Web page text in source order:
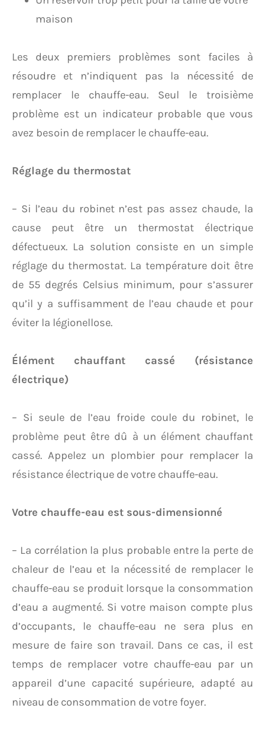
maison
Les deux premiers problèmes sont faciles à
résoudre et n’indiquent pas la nécessité de
remplacer le chauffe-eau. Seul le troisième
problème est un indicateur probable que vous
avez besoin de remplacer le chauffe-eau.
Réglage du thermostat
– Si l’eau du robinet n’est pas assez chaude, la
cause peut être un thermostat électrique
défectueux. La solution consiste en un simple
réglage du thermostat. La température doit être
de 55 degrés Celsius minimum, pour s’assurer
qu’il y a suffisamment de l’eau chaude et pour
éviter la légionellose.
Élément chauffant cassé (résistance
électrique)
– Si seule de l’eau froide coule du robinet, le
problème peut être dû à un élément chauffant
cassé. Appelez un plombier pour remplacer la
résistance électrique de votre chauffe-eau.
Votre chauffe-eau est sous-dimensionné
– La corrélation la plus probable entre la perte de
chaleur de l’eau et la nécessité de remplacer le
chauffe-eau se produit lorsque la consommation
d’eau a augmenté. Si votre maison compte plus
d’occupants, le chauffe-eau ne sera plus en
mesure de faire son travail. Dans ce cas, il est
temps de remplacer votre chauffe-eau par un
appareil d’une capacité supérieure, adapté au
niveau de consommation de votre foyer.